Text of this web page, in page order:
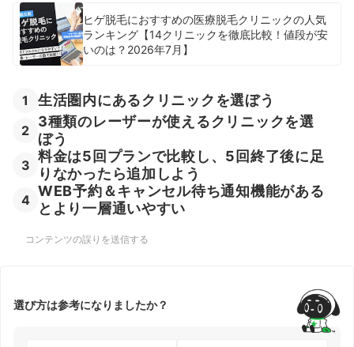
ヒゲ脱毛におすすめの医療脱毛クリニックの人気
ランキング【14クリニックを徹底比較！値段が安
いのは？2026年7月】
1 生活圏内にあるクリニックを選ぼう
2
3種類のレーザーが使えるクリニックを選
ぼう
3
料金は5回プランで比較し、5回終了後に足
りなかったら追加しよう
4
WEB予約＆キャンセル待ち通知機能がある
とより一層通いやすい
コンテンツの誤りを送信する
選び方は参考になりましたか？